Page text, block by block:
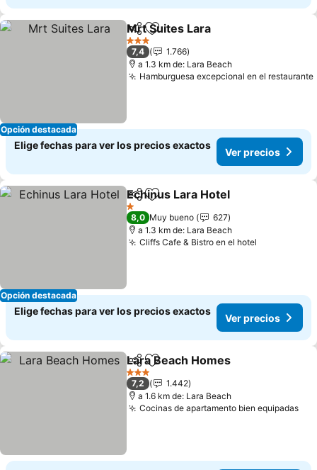
Opción destacada
CompartirAgregar a favoritos
Mrt Suites Lara
3 Estrellas
7,4
1.766
a 1.3 km de: Lara Beach
Hamburguesa excepcional en el restaurante
Elige fechas para ver los precios exactos
Ver precios
Opción destacada
CompartirAgregar a favoritos
Echinus Lara Hotel
1 Estrellas
8,0 Muy bueno
627
a 1.3 km de: Lara Beach
Cliffs Cafe & Bistro en el hotel
Elige fechas para ver los precios exactos
Ver precios
CompartirAgregar a favoritos
Lara Beach Homes
3 Estrellas
7,2
1.442
a 1.6 km de: Lara Beach
Cocinas de apartamento bien equipadas